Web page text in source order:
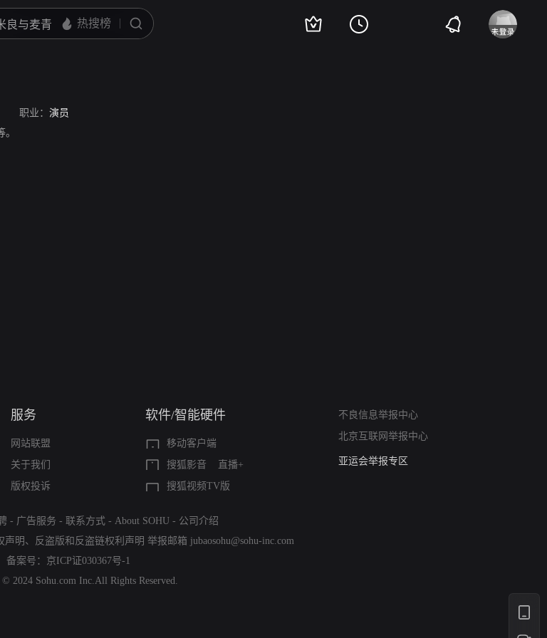
职业： 演员
服务
网站联盟
关于我们
版权投诉
软件/智能硬件
移动客户端
搜狐影音
直播+
搜狐视频TV版
不良信息举报中心
北京互联网举报中心
算法推荐专项举报
亚运会举报专区
- 广告服务 - 联系方式 - About SOHU - 公司介绍
声明 、 反盗版和反盗链权利声明 举报邮箱 jubaosohu@sohu-inc.com
备案号： 京ICP证030367号-1
2024 Sohu.com Inc.All Rights Reserved.